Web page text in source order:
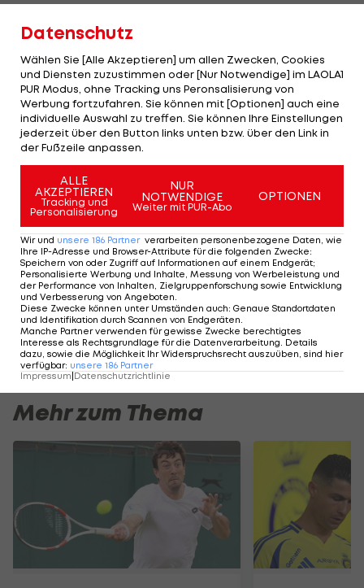
letzte Saisonbewerb, ein Sieg bringt tausend
Punkte.
Bei den Herren lachte Kanada vom Podest:
Sebastien Toutant und Mark McMorris verweisen
den Norweger Marcus Kleveland auf Rang drei.
Die ÖSV-Herren Philipp Kundratitz (30.), Clemens
Schattschneider (38.) und Alois Lindmoser (56.)
schafften es nicht über die Qualifikation hinaus.
Gasser
gewinnt
Finale
und
Kugel
Snowboard
Mehr zum Thema
Datenschutz
Wählen Sie [Alle Akzeptieren] um allen Zwecken, Cookies
und Diensten zuzustimmen oder [Nur Notwendige] im LAOLA1
PUR Modus, ohne Tracking uns Peronsalisierung von
Werbung fortzufahren. Sie können mit [Optionen] auch eine
individuelle Auswahl zu treffen. Sie können Ihre Einstellungen
jederzeit über den Button links unten bzw. über den Link in
der Fußzeile anpassen.
ALLE
AKZEPTIEREN
Tracking und
Personalisierung
NUR
NOTWENDIGE
Weiter mit PUR-Abo
OPTIONEN
Wir und unsere 186 Partner verarbeiten personenbezogene Daten, wie
Ihre IP-Adresse und Browser-Attribute für die folgenden Zwecke:
Speichern von oder Zugriff auf Informationen auf einem Endgerät;
Personalisierte Werbung und Inhalte, Messung von Werbeleistung und
der Performance von Inhalten, Zielgruppenforschung sowie Entwicklung
und Verbesserung von Angeboten
Diese Zwecke können unter Umständen auch: Genaue Standortdaten
und Identifikation durch Scannen von Endgeräten
Manche Partner verwenden für gewisse Zwecke berechtigtes
Interesse als Rechtsgrundlage für die Datenverarbeitung. Details
dazu, sowie die Möglichkeit Ihr Widerspruchsrecht auszuüben, sind hier
verfügbar: unsere 186 Partner
Impressum|Datenschutzrichtlinie